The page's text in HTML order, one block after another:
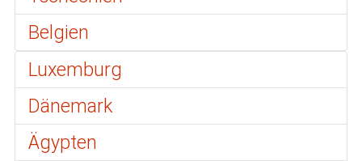
Belgien
Luxemburg
Dänemark
Ägypten